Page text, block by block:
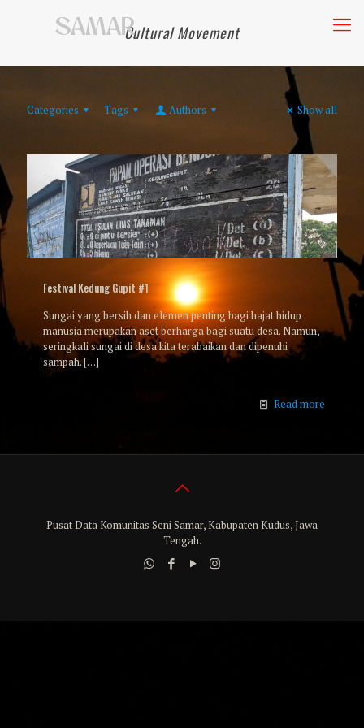
Cultural Movement
Categories Tags Authors Show all
Festival Kedung Gupit #1
Sungai yang bersih dan elemen penting bagi hajat hidup
manusia merupakan aset berharga bagi suatu desa. Namun,
seringkali sungai di desa kita terabaikan dan dipenuhi
sampah.[…]
Read more
Pusat Data Komunitas Seni Samar, Kabupaten Kudus, Jawa
Tengah.